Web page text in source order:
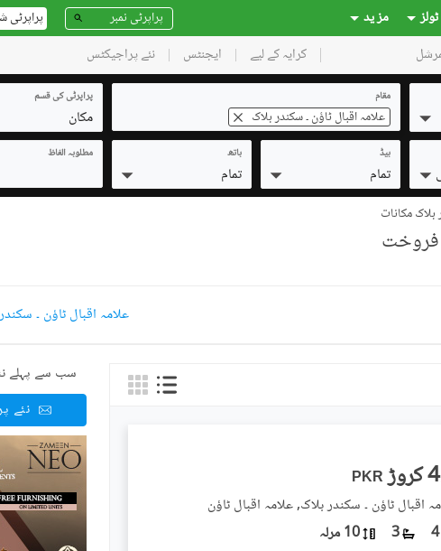
ٹولز مز ید پراپرٹی
کرایہ کے لیے ایجنٹس نئے پراجیکٹس
مقام
علامہ اقبال ٹاؤن ۔ سکندر بلاک
پراپرٹی کی قسم
مکان
بیڈ
تمام
باتھ
تمام
مطلوبہ الفاظ
بلاک مکانات
علامہ اقبال ٹاؤن ۔
PKR
اقبال ٹاؤن ۔ سکندر بلاک, علامہ اقبال ٹاؤن
4
3 10 مرلہ
سب سے پہلے
نئے